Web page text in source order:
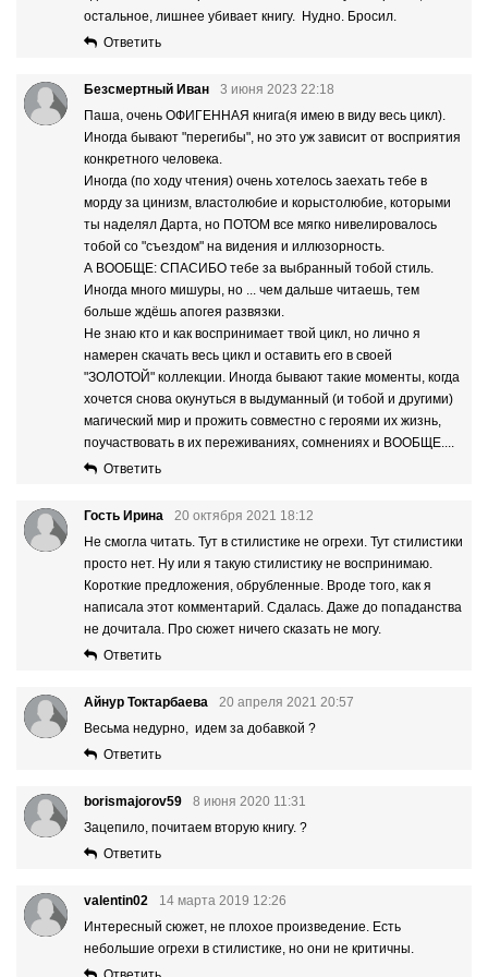
остальное, лишнее убивает книгу. Нудно. Бросил.
Ответить
Безсмертный Иван
3 июня 2023 22:18
Паша, очень ОФИГЕННАЯ книга(я имею в виду весь цикл).
Иногда бывают "перегибы", но это уж зависит от восприятия
конкретного человека.
Иногда (по ходу чтения) очень хотелось заехать тебе в
морду за цинизм, властолюбие и корыстолюбие, которыми
ты наделял Дарта, но ПОТОМ все мягко нивелировалось
тобой со "съездом" на видения и иллюзорность.
А ВООБЩЕ: СПАСИБО тебе за выбранный тобой стиль.
Иногда много мишуры, но ... чем дальше читаешь, тем
больше ждёшь апогея развязки.
Не знаю кто и как воспринимает твой цикл, но лично я
намерен скачать весь цикл и оставить его в своей
"ЗОЛОТОЙ" коллекции. Иногда бывают такие моменты, когда
хочется снова окунуться в выдуманный (и тобой и другими)
магический мир и прожить совместно с героями их жизнь,
поучаствовать в их переживаниях, сомнениях и ВООБЩЕ....
Ответить
Гость Ирина
20 октября 2021 18:12
Не смогла читать. Тут в стилистике не огрехи. Тут стилистики
просто нет. Ну или я такую стилистику не воспринимаю.
Короткие предложения, обрубленные. Вроде того, как я
написала этот комментарий. Сдалась. Даже до попаданства
не дочитала. Про сюжет ничего сказать не могу.
Ответить
Айнур Токтарбаева
20 апреля 2021 20:57
Весьма недурно, идем за добавкой ?
Ответить
borismajorov59
8 июня 2020 11:31
Зацепило, почитаем вторую книгу. ?
Ответить
valentin02
14 марта 2019 12:26
Интересный сюжет, не плохое произведение. Есть
небольшие огрехи в стилистике, но они не критичны.